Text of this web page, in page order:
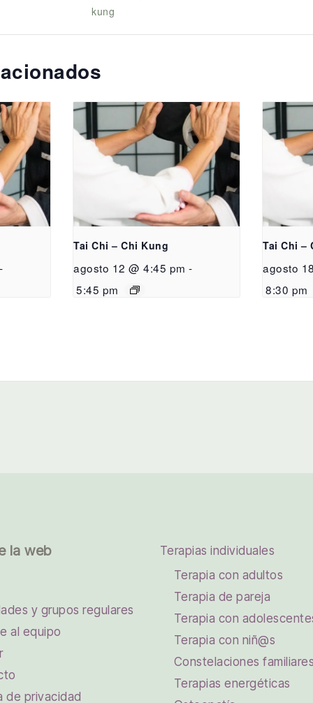
kung
Tai Chi – Chi Kung
agosto 12 @ 4:45 pm -
5:45 pm
Tai Chi –
agosto
8:30 pm
la web
y grupos regulares
al equipo
de privacidad
Terapias individuales
Terapia con adultos
Terapia de pareja
Terapia con
Terapia con niñ@s
Constelaciones
Terapias energéticas